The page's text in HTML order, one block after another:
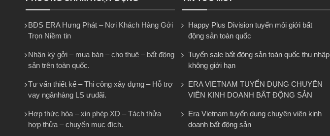
BĐS ERA Hưng Phát – Nơi Khách Hàng Gởi
Trọn Niềm tin
Nhận ký gởi – mua bán – cho thuê – bất động
sản trên toàn quốc.
Tư vấn thiết kế – Thi công xây dựng – Hỗ trợ
vay ngânhàng LS ưuđãi.
Hợp thức hóa – xin phép XD – Tách thửa
hợp thửa – chuyển mục đích.
Happy Plus Division tuyển môi giới bất
động sản toàn quốc
Tuyển sale bất động sản toàn quốc thu nhập
không giới hạn
ERA VIETNAM TUYỂN DỤNG CHUYÊN
VIÊN KINH DOANH BẤT ĐỘNG SẢN
Era Vietnam tuyển dụng chuyên viên kinh
doanh bất động sản